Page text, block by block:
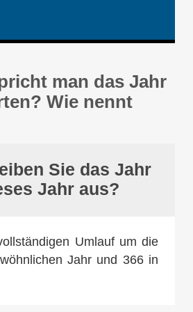
man das Jahr
Wie nennt
Sie das Jahr
Jahr aus?
Umlauf um die
Jahr und 366 in